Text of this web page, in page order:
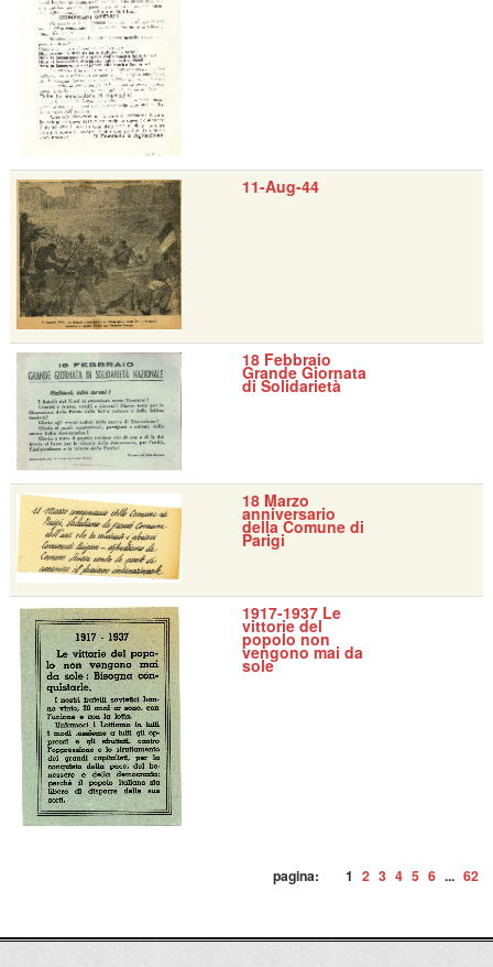
11-Aug-44
18 Febbraio
Grande Giornata
di Solidarietà
18 Marzo
anniversario
della Comune di
Parigi
1917-1937 Le
vittorie del
popolo non
vengono mai da
sole
pagina: 1 2 3 4 5 6 ... 62